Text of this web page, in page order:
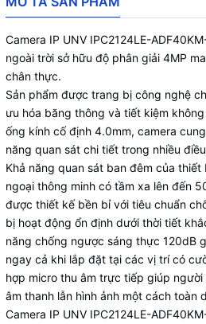
Camera IP UNV IPC2124LE-
ngoài trời sở hữu độ phân giải 4MP
chân thực.
Sản phẩm được trang bị công nghệ
ưu hóa băng thông và tiết kiệm
ống kính cố định 4.0mm, camera
năng quan sát chi tiết trong nhiều
Khả năng quan sát ban đêm của
ngoại thông minh có tầm xa lên đến
được thiết kế bền bỉ với tiêu chuẩn
bị hoạt động ổn định dưới thời tiết
năng chống ngược sáng thực 120dB
ngay cả khi lắp đặt tại các vị trí có
hợp micro thu âm trực tiếp giúp
âm thanh lẫn hình ảnh một cách toàn
Camera IP UNV IPC2124LE-